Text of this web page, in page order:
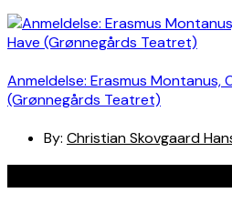
Anmeldelse: Erasmus Montanus,
(Grønnegårds Teatret)
By: Christian Skovgaard